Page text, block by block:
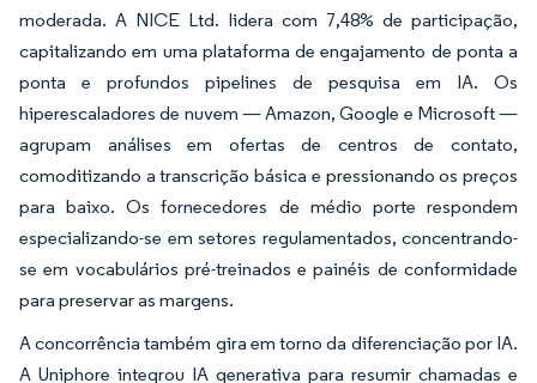
moderada. A NICE Ltd. lidera com 7,48% de participação,
capitalizando em uma plataforma de engajamento de ponta a
ponta e profundos pipelines de pesquisa em IA. Os
hiperescaladores de nuvem — Amazon, Google e Microsoft —
agrupam análises em ofertas de centros de contato,
comoditizando a transcrição básica e pressionando os preços
para baixo. Os fornecedores de médio porte respondem
especializando-se em setores regulamentados, concentrando-
se em vocabulários pré-treinados e painéis de conformidade
para preservar as margens.
A concorrência também gira em torno da diferenciação por IA.
A Uniphore integrou IA generativa para resumir chamadas e